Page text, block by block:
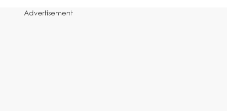
Advertisement